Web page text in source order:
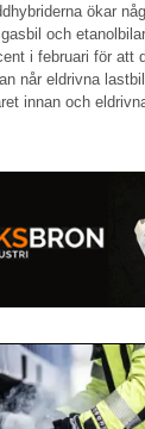
ökar
och
i februari för att
når eldrivna
innan och